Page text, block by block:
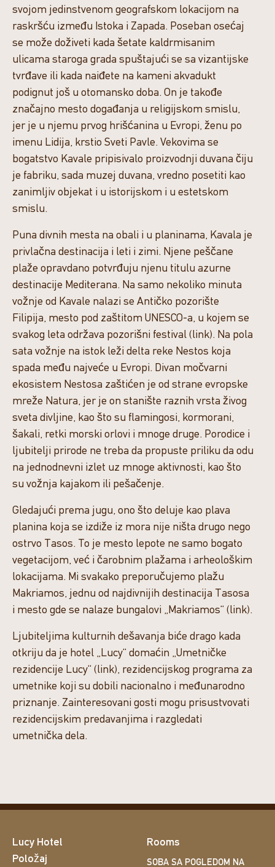
svojom jedinstvenom geografskom lokacijom na
raskršću između Istoka i Zapada. Poseban osećaj
se može doživeti kada šetate kaldrmisanim
ulicama staroga grada spuštajući se sa vizantijske
tvrđave ili kada naiđete na kameni akvadukt
podignut još u otomansko doba. On je takođe
značajno mesto događanja u religijskom smislu,
jer je u njemu prvog hrišćanina u Evropi, ženu po
imenu Lidija, krstio Sveti Pavle. Vekovima se
bogatstvo Kavale pripisivalo proizvodnji duvana čiju
je fabriku, sada muzej duvana, vredno posetiti kao
zanimljiv objekat i u istorijskom i u estetskom
smislu.
Puna divnih mesta na obali i u planinama, Kavala je
privlačna destinacija i leti i zimi. Njene peščane
plaže opravdano potvrđuju njenu titulu azurne
destinacije Mediterana. Na samo nekoliko minuta
vožnje od Kavale nalazi se Antičko pozorište
Filipija, mesto pod zaštitom UNESCO-a, u kojem se
svakog leta održava pozorišni festival (link). Na pola
sata vožnje na istok leži delta reke Nestos koja
spada među najveće u Evropi. Divan močvarni
ekosistem Nestosa zaštićen je od strane evropske
mreže Natura, jer je on stanište raznih vrsta živog
sveta divljine, kao što su flamingosi, kormorani,
šakali, retki morski orlovi i mnoge druge. Porodice i
ljubitelji prirode ne treba da propuste priliku da odu
na jednodnevni izlet uz mnoge aktivnosti, kao što
su vožnja kajakom ili pešačenje.
Gledajući prema jugu, ono što deluje kao plava
planina koja se izdiže iz mora nije ništa drugo nego
ostrvo Tasos. To je mesto lepote ne samo bogato
vegetacijom, već i čarobnim plažama i arheološkim
lokacijama. Mi svakako preporučujemo plažu
Makriamos, jednu od najdivnijih destinacija Tasosa
i mesto gde se nalaze bungalovi „Makriamos“ (link).
Ljubiteljima kulturnih dešavanja biće drago kada
otkriju da je hotel „Lucy“ domaćin „Umetničke
rezidencije Lucy“ (link), rezidencijskog programa za
umetnike koji su dobili nacionalno i međunarodno
priznanje. Zainteresovani gosti mogu prisustvovati
rezidencijskim predavanjima i razgledati
umetnička dela.
Lucy Hotel
Položaj
Rooms
SOBA SA POGLEDOM NA